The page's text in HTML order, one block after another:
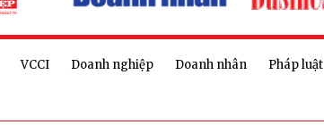
VCCI Doanh nghiệp Doanh nhân Pháp luật